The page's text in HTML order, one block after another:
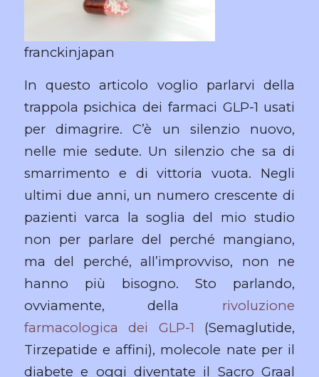
franckinjapan
In questo articolo voglio parlarvi della
trappola psichica dei farmaci GLP-1 usati
per dimagrire. C’è un silenzio nuovo,
nelle mie sedute. Un silenzio che sa di
smarrimento e di vittoria vuota. Negli
ultimi due anni, un numero crescente di
pazienti varca la soglia del mio studio
non per parlare del perché mangiano,
ma del perché, all’improvviso, non ne
hanno più bisogno. Sto parlando,
ovviamente, della rivoluzione
farmacologica dei GLP-1 (Semaglutide,
Tirzepatide e affini), molecole nate per il
diabete e oggi diventate il Sacro Graal